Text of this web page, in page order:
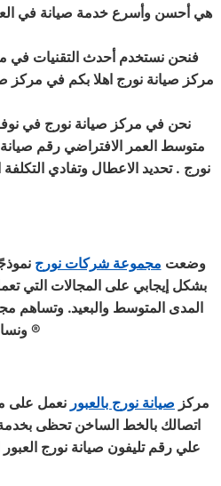
هي أحسن وأسرع خدمة صيانة في
فنحن نستخدم أحدث التقنيات في
مركز صيانة نورج اهلا بكم في مركز
نحن في مركز صيانة نورج في نوفر
متوسط العمر الافتراضي رقم
نورج . تحديد الاعطال وتفادي
وضعت مجموعة شركات نورج
بشكل إيجابي على المجالات التي
المدى المتوسط والبعيد. وتساهم
ونساعدهم على والمحافظات التي بها فروع لكنها ذات كثافة سكانية عالية نعمل جاهدين لتقديم خدمة مثالية لعملائنا وتليق بأسم مركز صيانة نورج ®
مركز صيانة نورج بالعبور نعمل على
اتصالك بالخط الساخن تحظى بخدمة
علي رقم تليفون صيانة نورج